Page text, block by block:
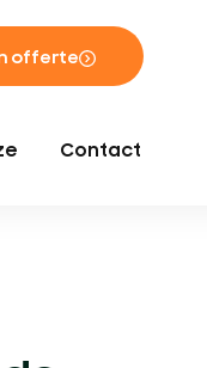
offerte
Contact